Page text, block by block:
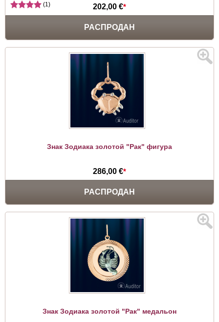
202,00 €*
(1)
РАСПРОДАН
Знак Зодиака золотой "Рак" фигура
286,00 €*
РАСПРОДАН
Знак Зодиака золотой "Рак" медальон